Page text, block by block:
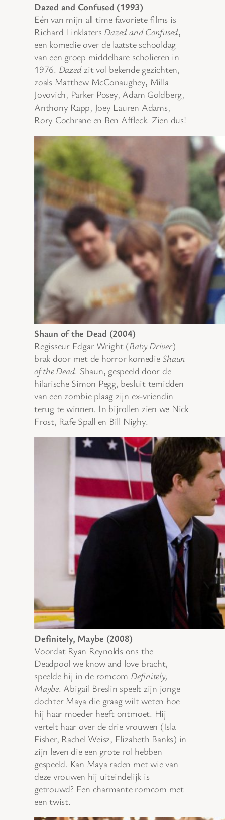
Dazed and Confused (1993)
Eén van mijn all time favoriete films is
Richard Linklaters Dazed and Confused,
een komedie over de laatste schooldag
van een groep middelbare scholieren in
1976. Dazedzit vol bekende gezichten,
zoals Matthew McConaughey, Milla
Jovovich, Parker Posey, Adam Goldberg,
Anthony Rapp, Joey Lauren Adams,
Rory Cochrane en Ben Affleck. Zien dus!
Shaun of the Dead (2004)
Regisseur Edgar Wright (Baby Driver)
brak door met de horror komedieShaun
of the Dead. Shaun, gespeeld door de
hilarische Simon Pegg, besluit temidden
van een zombie plaag zijn ex-vriendin
terug te winnen. In bijrollen zien we Nick
Frost, Rafe Spall en Bill Nighy.
Definitely, Maybe (2008)
Voordat Ryan Reynolds ons the
Deadpool we know and love bracht,
speelde hij in de romcom Definitely,
Maybe. Abigail Breslin speelt zijn jonge
dochter Maya die graag wilt weten hoe
hij haar moeder heeft ontmoet. Hij
vertelt haar over de drie vrouwen (Isla
Fisher, Rachel Weisz, Elizabeth Banks) in
zijn leven die een grote rol hebben
gespeeld. Kan Maya raden met wie van
deze vrouwen hij uiteindelijk is
getrouwd? Een charmante romcom met
een twist.